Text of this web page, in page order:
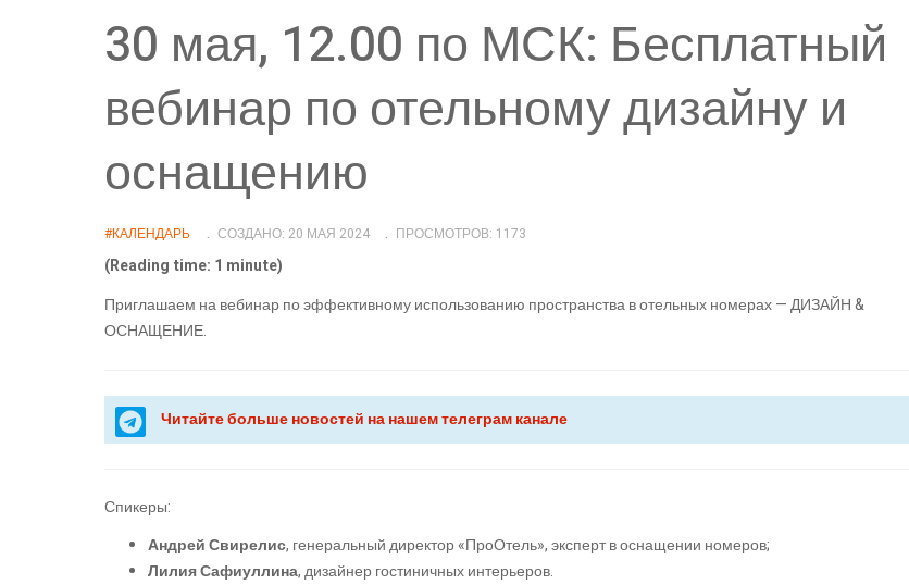
30 мая, 12.00 по МСК: Бесплатный
вебинар по отельному дизайну и
оснащению
#КАЛЕНДАРЬ СОЗДАНО: 20 МАЯ 2024 ПРОСМОТРОВ: 1173
(Reading time: 1 minute)
Приглашаем на вебинар по эффективному использованию пространства в отельных номерах — ДИЗАЙН &
ОСНАЩЕНИЕ.
Читайте больше новостей на нашем телеграм канале
Спикеры:
Андрей Свирелис, генеральный директор «ПроОтель», эксперт в оснащении номеров;
Лилия Сафиуллина, дизайнер гостиничных интерьеров.